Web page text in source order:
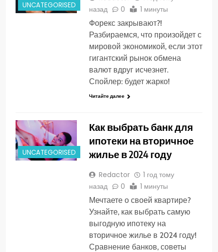
UNCATEGORISED
назад
0 1 минуты
Форекс закрывают?!
Разбираемся, что произойдет с
мировой экономикой, если этот
гигантский рынок обмена
валют вдруг исчезнет.
Спойлер: будет жарко!
Читайте далее
UNCATEGORISED
Как выбрать банк для
ипотеки на вторичное
жилье в 2024 году
Redactor
1 год тому
назад
0 1 минуты
Мечтаете о своей квартире?
Узнайте, как выбрать самую
выгодную ипотеку на
вторичное жилье в 2024 году!
Сравнение банков, советы